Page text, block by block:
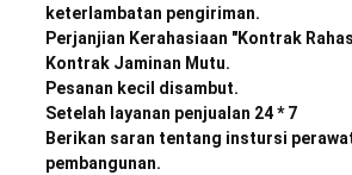
keterlambatan pengiriman.
Perjanjian Kerahasiaan "Kontrak
Kontrak Jaminan Mutu.
Pesanan kecil disambut.
Setelah layanan penjualan 24 * 7
Berikan saran tentang instursi
pembangunan.